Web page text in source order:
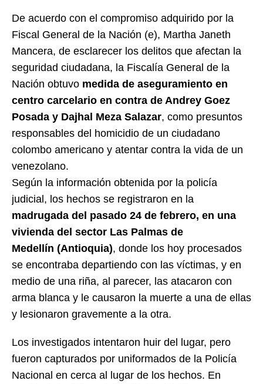
De acuerdo con el compromiso adquirido por la
Fiscal General de la Nación (e), Martha Janeth
Mancera, de esclarecer los delitos que afectan la
seguridad ciudadana, la Fiscalía General de la
Nación obtuvo medida de aseguramiento en
centro carcelario en contra de Andrey Goez
Posada y Dajhal Meza Salazar, como presuntos
responsables del homicidio de un ciudadano
colombo americano y atentar contra la vida de un
venezolano.
Según la información obtenida por la policía
judicial, los hechos se registraron en la
madrugada del pasado 24 de febrero, en una
vivienda del sector Las Palmas de
Medellín (Antioquia), donde los hoy procesados
se encontraba departiendo con las víctimas, y en
medio de una riña, al parecer, las atacaron con
arma blanca y le causaron la muerte a una de ellas
y lesionaron gravemente a la otra.
Los investigados intentaron huir del lugar, pero
fueron capturados por uniformados de la Policía
Nacional en cerca al lugar de los hechos. En